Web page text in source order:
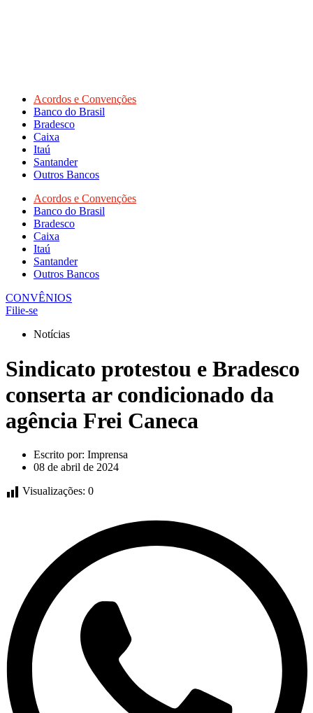
Acordos e Convenções
Banco do Brasil
Bradesco
Caixa
Itaú
Santander
Outros Bancos
Acordos e Convenções
Banco do Brasil
Bradesco
Caixa
Itaú
Santander
Outros Bancos
CONVÊNIOS
Filie-se
Notícias
Sindicato protestou e Bradesco
conserta ar condicionado da
agência Frei Caneca
Escrito por: Imprensa
08 de abril de 2024
Visualizações: 0